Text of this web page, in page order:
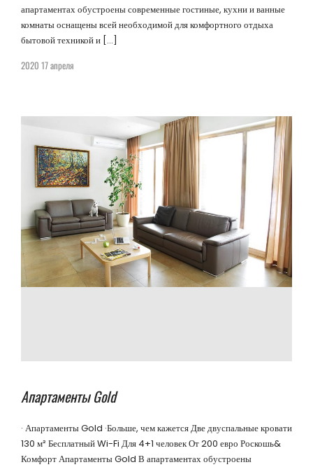
апартаментах обустроены современные гостиные, кухни и ванные
комнаты оснащены всей необходимой для комфортного отдыха
бытовой техникой и […]
2020 17 апреля
Апартаменты Gold
· Апартаменты Gold ·Больше, чем кажется Две двуспальные кровати
130 м² Бесплатный Wi-Fi Для 4+1 человек От 200 евро Роскошь&
Комфорт Апартаменты Gold В апартаментах обустроены